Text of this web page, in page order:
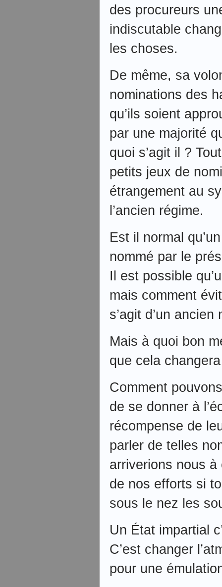
des procureurs
indiscutable
les choses.
De même, sa
nominations des
qu’ils soient
par une majorité
quoi s’agit il ?
petits jeux de
étrangement au
l’ancien régime.
Est il normal
nommé par le
Il est possible
mais comment
s’agit d’un
Mais à quoi bon
que cela
Comment
de se donner à
récompense de
parler de telles
arriverions nous
de nos efforts si
sous le nez les
Un État impartial
C’est changer
pour une